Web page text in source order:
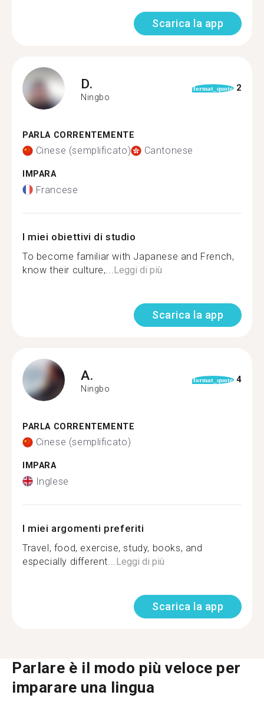
Scarica la app
D.
Ningbo
format_quote 2
PARLA CORRENTEMENTE
Cinese (semplificato) Cantonese
IMPARA
Francese
I miei obiettivi di studio
To become familiar with Japanese and French,
know their culture,... Leggi di più
Scarica la app
A.
Ningbo
format_quote 4
PARLA CORRENTEMENTE
Cinese (semplificato)
IMPARA
Inglese
I miei argomenti preferiti
Travel, food, exercise, study, books, and
especially different... Leggi di più
Scarica la app
Parlare è il modo più veloce per
imparare una lingua